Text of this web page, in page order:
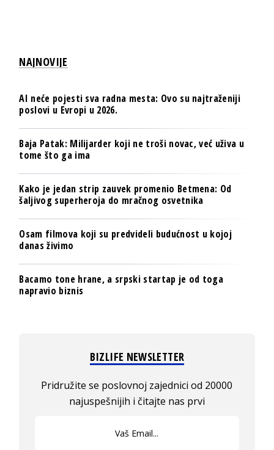
NAJNOVIJE
AI neće pojesti sva radna mesta: Ovo su najtraženiji
poslovi u Evropi u 2026.
Baja Patak: Milijarder koji ne troši novac, već uživa u
tome što ga ima
Kako je jedan strip zauvek promenio Betmena: Od
šaljivog superheroja do mračnog osvetnika
Osam filmova koji su predvideli budućnost u kojoj
danas živimo
Bacamo tone hrane, a srpski startap je od toga
napravio biznis
BIZLIFE NEWSLETTER
Pridružite se poslovnoj zajednici od 20000
najuspešnijih i čitajte nas prvi